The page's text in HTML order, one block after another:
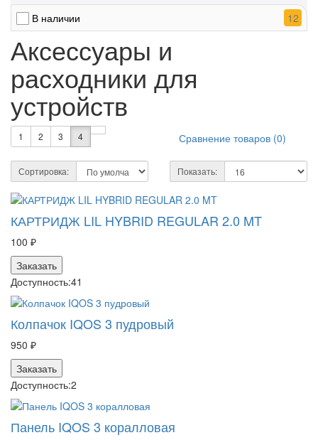
В наличии 12
Аксессуары и
расходники для
устройств
1 2 3 4 Сравнение товаров (0)
Сортировка: Показать:
КАРТРИДЖ LIL HYBRID REGULAR 2.0 MT
100 ₽
Заказать
Доступность:41
Колпачок IQOS 3 пудровый
950 ₽
Заказать
Доступность:2
Панель IQOS 3 коралловая